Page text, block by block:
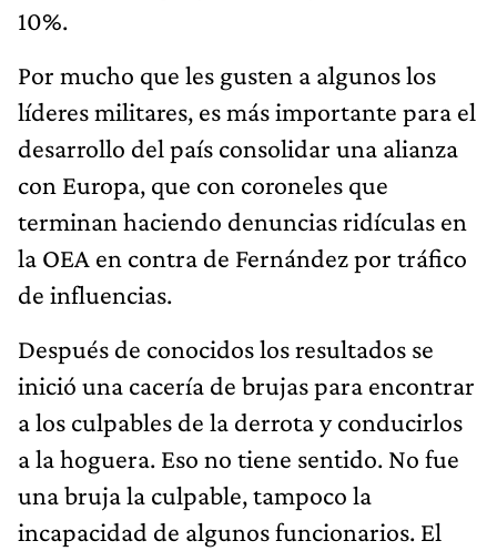
10%.
Por mucho que les gusten a algunos los
líderes militares, es más importante para el
desarrollo del país consolidar una alianza
con Europa, que con coroneles que
terminan haciendo denuncias ridículas en
la OEA en contra de Fernández por tráfico
de influencias.
Después de conocidos los resultados se
inició una cacería de brujas para encontrar
a los culpables de la derrota y conducirlos
a la hoguera. Eso no tiene sentido. No fue
una bruja la culpable, tampoco la
incapacidad de algunos funcionarios. El